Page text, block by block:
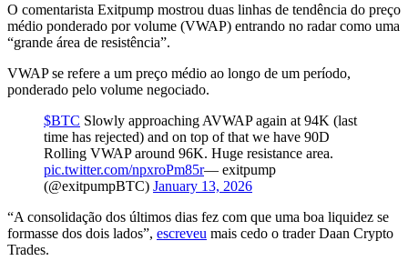
O comentarista Exitpump mostrou duas linhas de tendência do preço
médio ponderado por volume (VWAP) entrando no radar como uma
“grande área de resistência”.
VWAP se refere a um preço médio ao longo de um período,
ponderado pelo volume negociado.
$BTC Slowly approaching AVWAP again at 94K (last
time has rejected) and on top of that we have 90D
Rolling VWAP around 96K. Huge resistance area.
pic.twitter.com/npxroPm85r— exitpump
(@exitpumpBTC) January 13, 2026
“A consolidação dos últimos dias fez com que uma boa liquidez se
formasse dos dois lados”, escreveu mais cedo o trader Daan Crypto
Trades.